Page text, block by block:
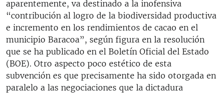
aparentemente, va destinado a la inofensiva
“contribución al logro de la biodiversidad productiva
e incremento en los rendimientos de cacao en el
municipio Baracoa”, según figura en la resolución
que se ha publicado en el Boletín Oficial del Estado
(BOE). Otro aspecto poco estético de esta
subvención es que precisamente ha sido otorgada en
paralelo a las negociaciones que la dictadura